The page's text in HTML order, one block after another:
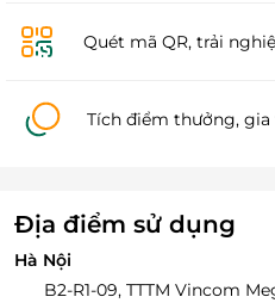
Quét mã QR, trải
Tích điểm thưởng,
Địa điểm sử dụng
Hà Nội
B2-R1-09, TTTM Vincom